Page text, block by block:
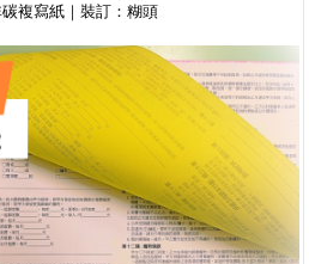
複寫紙｜裝訂：糊頭